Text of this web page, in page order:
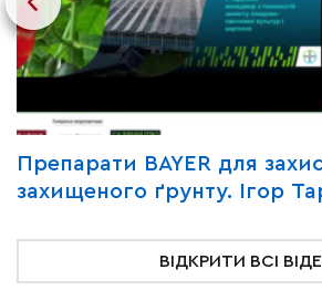
Препарати BAYER для
захищеного ґрунту. Ігор
ВІДКРИТИ ВСІ